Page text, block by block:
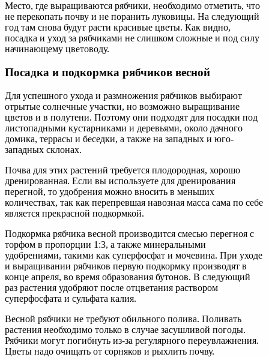
Место, где выращиваются рябчики, необходимо отметить, что
не перекопать почву и не поранить луковицы. На следующий
год там снова будут расти красивые цветы. Как видно,
посадка и уход за рябчиками не слишком сложные и под силу
начинающему цветоводу.
Посадка и подкормка рябчиков весной
Для успешного ухода и размножения рябчиков выбирают
отрытые солнечные участки, но возможно выращивание
цветов и в полутени. Поэтому они подходят для посадки под
листопадными кустарниками и деревьями, около дачного
домика, террасы и беседки, а также на западных и юго-
западных склонах.
Почва для этих растений требуется плодородная, хорошо
дренированная. Если вы используете для дренирования
перегной, то удобрения можно вносить в меньших
количествах, так как перепревшая навозная масса сама по себе
является прекрасной подкормкой.
Подкормка рябчика весной производится смесью перегноя с
торфом в пропорции 1:3, а также минеральными
удобрениями, такими как суперфосфат и мочевина. При уходе
и выращивании рябчиков первую подкормку производят в
конце апреля, во время образования бутонов. В следующий
раз растения удобряют после отцветания раствором
суперфосфата и сульфата калия.
Весной рябчики не требуют обильного полива. Поливать
растения необходимо только в случае засушливой погоды.
Рябчики могут погибнуть из-за регулярного переувлажнения.
Цветы надо очищать от сорняков и рыхлить почву.